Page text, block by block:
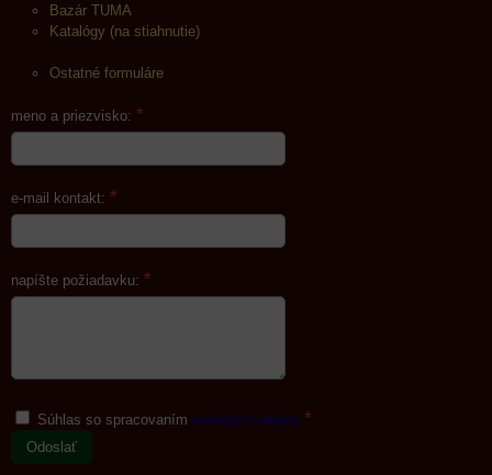
Bazár TUMA
Katalógy (na stiahnutie)
Ostatné formuláre
meno a priezvisko: *
e-mail kontakt: *
napíšte požiadavku: *
Súhlas so spracovaním osobných údajov *
Odoslať